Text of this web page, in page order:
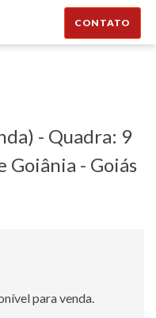
CONTATO
- Quadra: 9
Goiânia - Goiás
para venda.